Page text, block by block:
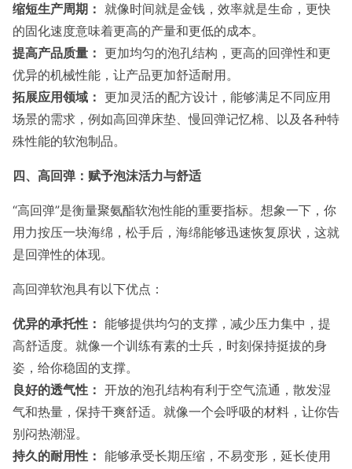
缩短生产周期： 就像时间就是金钱，效率就是生命，更快
的固化速度意味着更高的产量和更低的成本。
提高产品质量： 更加均匀的泡孔结构，更高的回弹性和更
优异的机械性能，让产品更加舒适耐用。
拓展应用领域： 更加灵活的配方设计，能够满足不同应用
场景的需求，例如高回弹床垫、慢回弹记忆棉、以及各种特
殊性能的软泡制品。
四、高回弹：赋予泡沫活力与舒适
“高回弹”是衡量聚氨酯软泡性能的重要指标。想象一下，你
用力按压一块海绵，松手后，海绵能够迅速恢复原状，这就
是回弹性的体现。
高回弹软泡具有以下优点：
优异的承托性： 能够提供均匀的支撑，减少压力集中，提
高舒适度。就像一个训练有素的士兵，时刻保持挺拔的身
姿，给你稳固的支撑。
良好的透气性： 开放的泡孔结构有利于空气流通，散发湿
气和热量，保持干爽舒适。就像一个会呼吸的材料，让你告
别闷热潮湿。
持久的耐用性： 能够承受长期压缩，不易变形，延长使用